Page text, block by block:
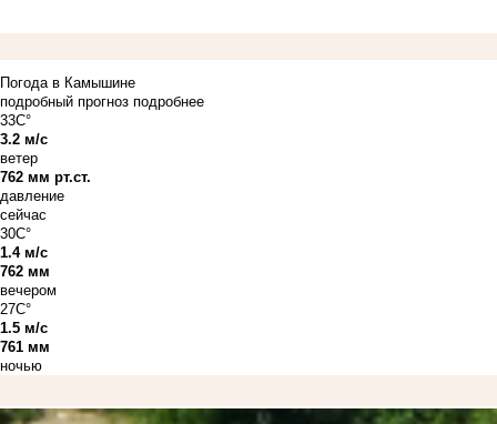
Погода в Камышине
подробный прогноз подробнее
33C°
3.2 м/с
ветер
762 мм рт.ст.
давление
сейчас
30C°
1.4 м/с
762 мм
вечером
27C°
1.5 м/с
761 мм
ночью